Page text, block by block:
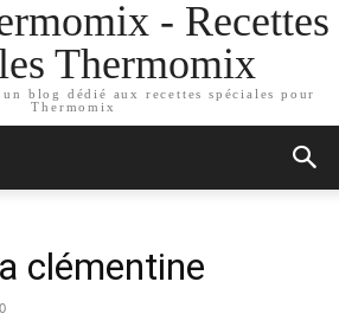
- Recettes
Thermomix
blog dédié aux recettes spéciales pour
Thermomix
clémentine